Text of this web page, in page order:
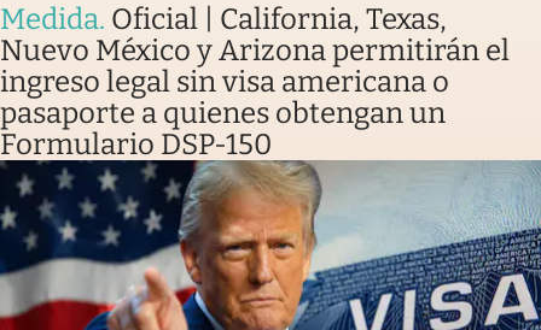
Medida. Oficial | California, Texas,
Nuevo México y Arizona permitirán el
ingreso legal sin visa americana o
pasaporte a quienes obtengan un
Formulario DSP-150